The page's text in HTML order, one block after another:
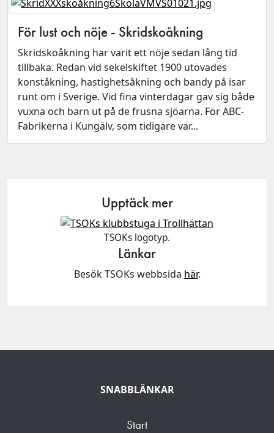
För lust och nöje - Skridskoåkning
Skridskoåkning har varit ett nöje sedan lång tid
tillbaka. Redan vid sekelskiftet 1900 utövades
konståkning, hastighetsåkning och bandy på isar
runt om i Sverige. Vid fina vinterdagar gav sig både
vuxna och barn ut på de frusna sjöarna. För ABC-
Fabrikerna i Kungälv, som tidigare var...
Upptäck mer
TSOKs logotyp.
Länkar
Besök TSOKs webbsida här.
SNABBLÄNKAR
Start